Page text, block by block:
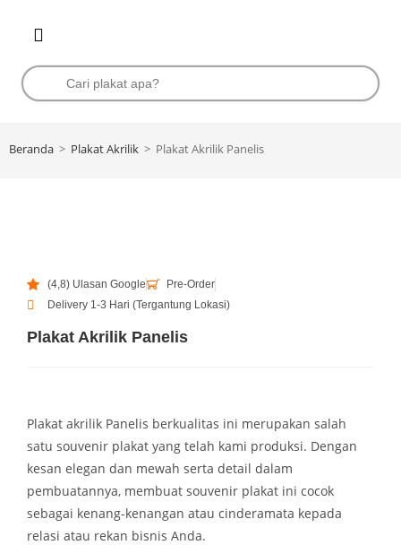
Beranda > Plakat Akrilik > Plakat Akrilik Panelis
(4,8) Ulasan Google
Pre-Order
Delivery 1-3 Hari (Tergantung Lokasi)
Plakat Akrilik Panelis
Plakat akrilik Panelis berkualitas ini merupakan salah
satu souvenir plakat yang telah kami produksi. Dengan
kesan elegan dan mewah serta detail dalam
pembuatannya, membuat souvenir plakat ini cocok
sebagai kenang-kenangan atau cinderamata kepada
relasi atau rekan bisnis Anda.